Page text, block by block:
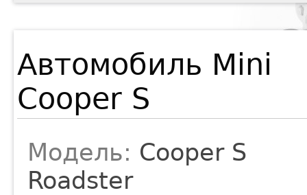
Автомобиль Mini
Cooper S
Модель: Cooper S
Roadster